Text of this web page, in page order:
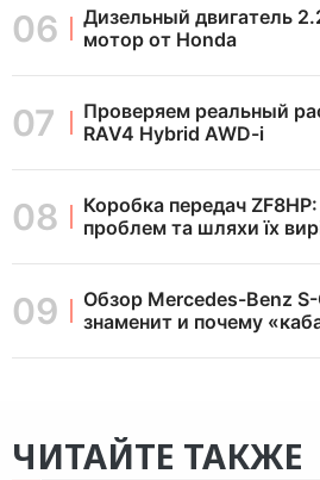
Дизельный двигатель
мотор от Honda
Проверяем реальный
RAV4 Hybrid AWD-i
Коробка передач
проблем та шляхи їх
Обзор Mercedes-Benz
знаменит и почему
ЧИТАЙТЕ ТАКЖЕ